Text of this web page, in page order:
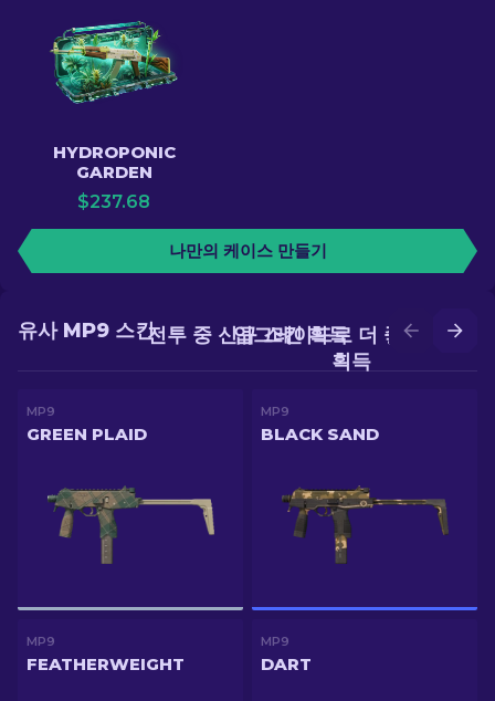
HYDROPONIC
GARDEN
$237.68
나만의 케이스 만들기
업그레이드로 더 좋은 스킨
획득
전투 중 신규 스킨 획득
유사 MP9 스킨
MP9
GREEN PLAID
MP9
BLACK SAND
MP9
FEATHERWEIGHT
MP9
DART